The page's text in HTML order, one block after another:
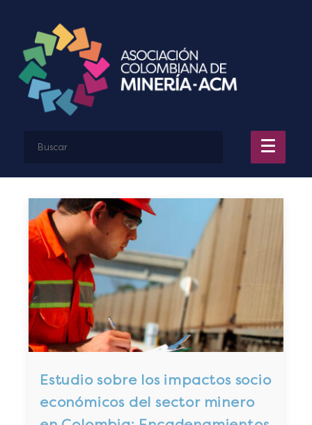
Estudio sobre los impactos socio
económicos del sector minero